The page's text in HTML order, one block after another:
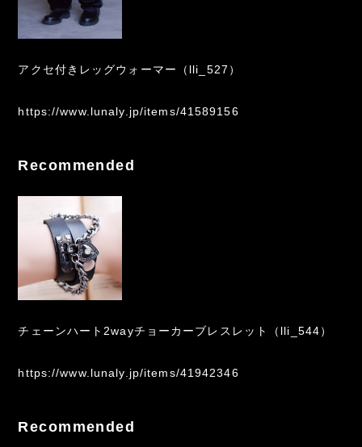
アクセ付きレッグウォーマー（lli_527）
https://www.lunaly.jp/items/41589156
Recommended
チェーンハート2wayチョーカーブレスレット（lli_544）
https://www.lunaly.jp/items/41942346
Recommended